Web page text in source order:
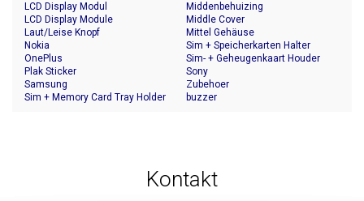
LCD Display Modul
LCD Display Module
Laut/Leise Knopf
Middenbehuizing
Middle Cover
Mittel Gehäuse
Nokia
OnePlus
Plak Sticker
Samsung
Sim + Memory Card Tray Holder
Sim + Speicherkarten Halter
Sim- + Geheugenkaart Houder
Sony
Zubehoer
buzzer
Kontakt